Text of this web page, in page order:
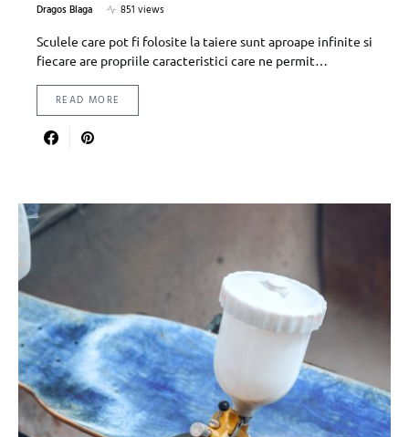
Dragos Blaga
851 views
Sculele care pot fi folosite la taiere sunt aproape infinite si
fiecare are propriile caracteristici care ne permit…
READ MORE